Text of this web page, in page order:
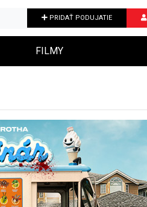
PRIDAŤ PODUJATIE
FILMY